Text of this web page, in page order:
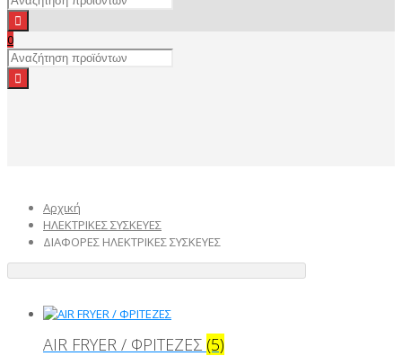
0
Αρχική
ΗΛΕΚΤΡΙΚΕΣ ΣΥΣΚΕΥΕΣ
ΔΙΑΦΟΡΕΣ ΗΛΕΚΤΡΙΚΕΣ ΣΥΣΚΕΥΕΣ
AIR FRYER / ΦΡΙΤΕΖΕΣ (5)